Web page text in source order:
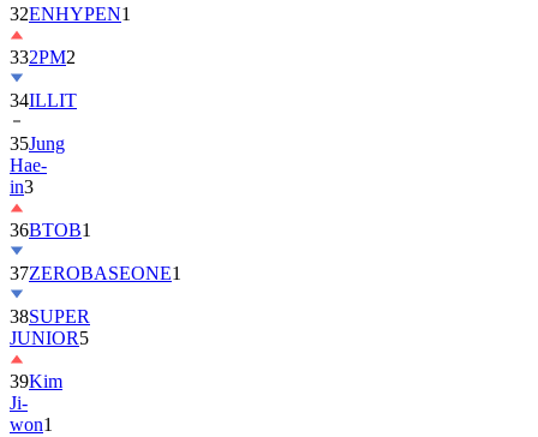
32ENHYPEN1
332PM2
34ILLIT
35Jung
Hae-
in3
36BTOB1
37ZEROBASEONE1
38SUPER
JUNIOR5
39Kim
Ji-
won1